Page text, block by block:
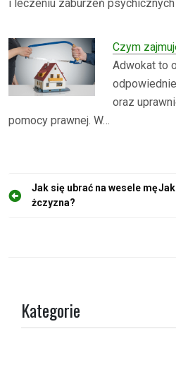
i leczeniu zaburzeń
Czym
Adwokat to
oraz
pomocy prawnej. W…
N
Jak się ubrać na wesele mę
żczyzna?
Kategorie